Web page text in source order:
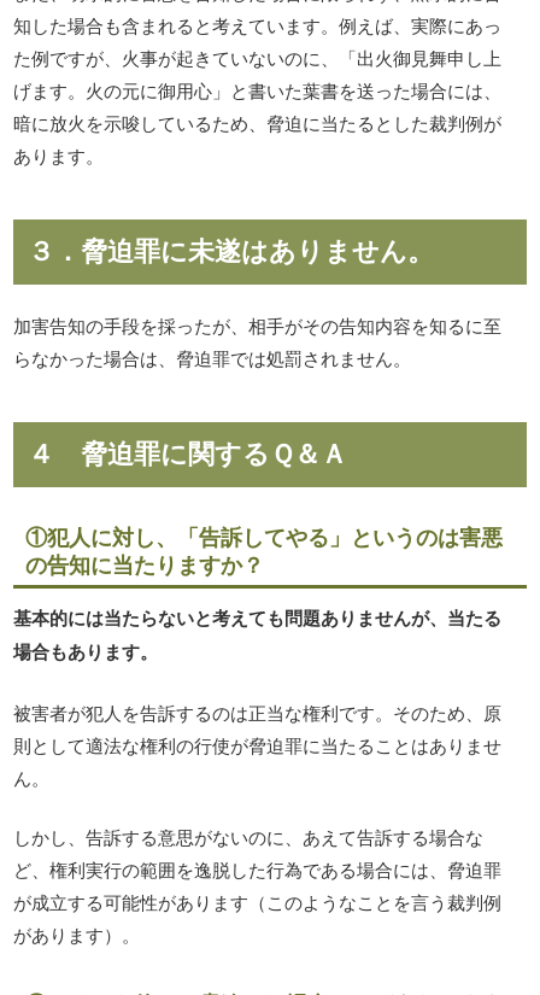
知した場合も含まれると考えています。例えば、実際にあっ
た例ですが、火事が起きていないのに、「出火御見舞申し上
げます。火の元に御用心」と書いた葉書を送った場合には、
暗に放火を示唆しているため、脅迫に当たるとした裁判例が
あります。
３．脅迫罪に未遂はありません。
加害告知の手段を採ったが、相手がその告知内容を知るに至
らなかった場合は、脅迫罪では処罰されません。
４ 脅迫罪に関するＱ＆Ａ
①犯人に対し、「告訴してやる」というのは害悪
の告知に当たりますか？
基本的には当たらないと考えても問題ありませんが、当たる
場合もあります。
被害者が犯人を告訴するのは正当な権利です。そのため、原
則として適法な権利の行使が脅迫罪に当たることはありませ
ん。
しかし、告訴する意思がないのに、あえて告訴する場合な
ど、権利実行の範囲を逸脱した行為である場合には、脅迫罪
が成立する可能性があります（このようなことを言う裁判例
があります）。